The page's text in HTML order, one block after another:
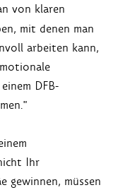
von klaren
mit denen man
arbeiten kann,
DFB-
Ihr
gewinnen, müssen